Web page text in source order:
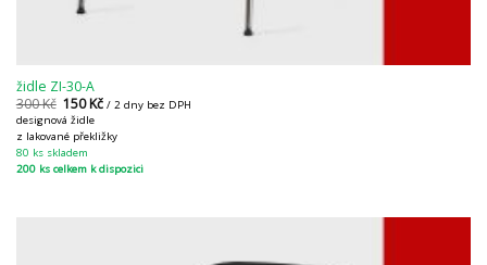
židle ZI-30-A
300Kč 150Kč / 2 dny bez DPH
designová židle
z lakované překližky
80 ks skladem
200 ks celkem k dispozici